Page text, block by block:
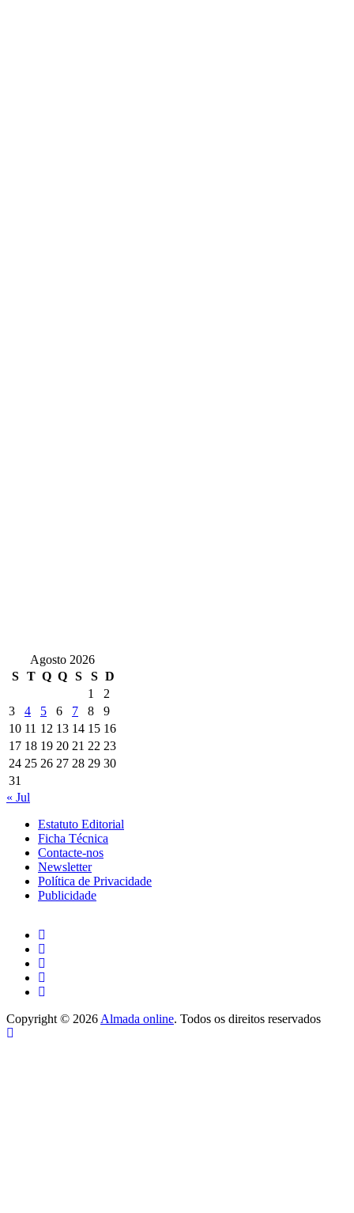
Agosto 2026
S
T Q Q S S D
1
2
3
4 5 6 7 8
9
10 11 12 13 14 15 16
17 18 19 20 21 22 23
24 25 26 27 28 29 30
31
« Jul
Estatuto Editorial
Ficha Técnica
Contacte-nos
Newsletter
Política de Privacidade
Publicidade
Copyright © 2026 Almada online. Todos os direitos reservados